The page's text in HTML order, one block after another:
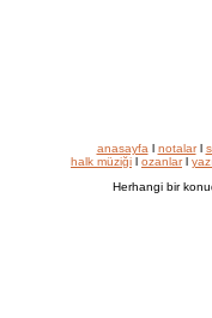
anasayfa l notalarl
halk müziği l ozanlarl
Herhangi bir